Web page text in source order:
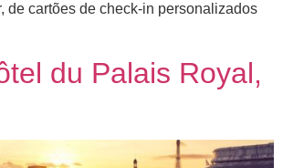
de cartões de check-in personalizados
du Palais Royal,